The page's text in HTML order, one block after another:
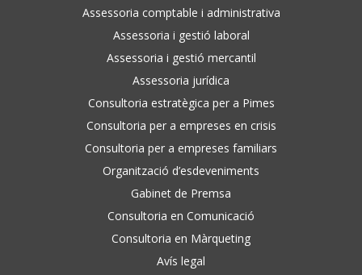
Assessoria comptable i administrativa
Assessoria i gestió laboral
Assessoria i gestió mercantil
Assessoria jurídica
Consultoria estratègica per a Pimes
Consultoria per a empreses en crisis
Consultoria per a empreses familiars
Organització d’esdeveniments
Gabinet de Premsa
Consultoria en Comunicació
Consultoria en Màrqueting
Avís legal